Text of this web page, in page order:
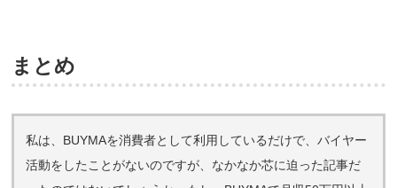
まとめ
私は、BUYMAを消費者として利用しているだけで、バイヤー
活動をしたことがないのですが、なかなか芯に迫った記事だ